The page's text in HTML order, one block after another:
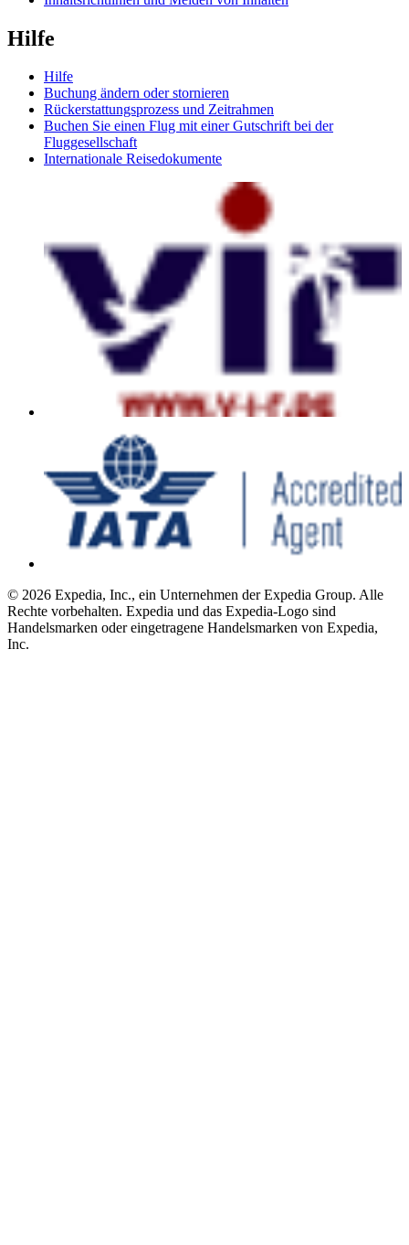
Hilfe
Hilfe
Buchung ändern oder stornieren
Rückerstattungsprozess und Zeitrahmen
Buchen Sie einen Flug mit einer Gutschrift bei der
Fluggesellschaft
Internationale Reisedokumente
© 2026 Expedia, Inc., ein Unternehmen der Expedia Group. Alle
Rechte vorbehalten. Expedia und das Expedia-Logo sind
Handelsmarken oder eingetragene Handelsmarken von Expedia,
Inc.